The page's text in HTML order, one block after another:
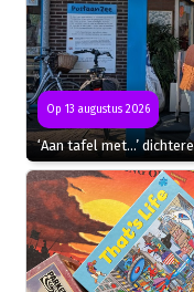
Op 13 augustus 2026
‘Aan tafel met…’